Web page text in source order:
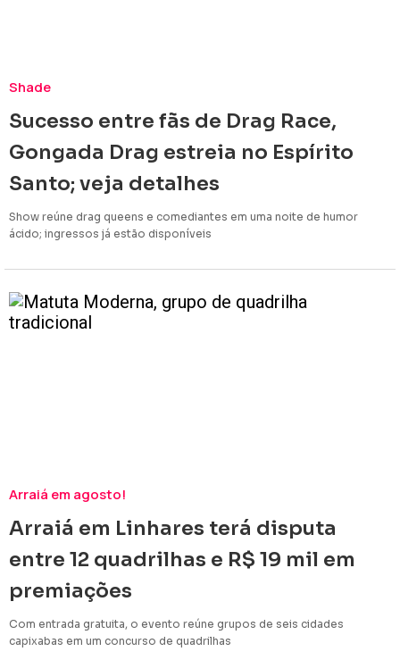
Shade
Sucesso entre fãs de Drag Race,
Gongada Drag estreia no Espírito
Santo; veja detalhes
Show reúne drag queens e comediantes em uma noite de humor
ácido; ingressos já estão disponíveis
Arraiá em agosto!
Arraiá em Linhares terá disputa
entre 12 quadrilhas e R$ 19 mil em
premiações
Com entrada gratuita, o evento reúne grupos de seis cidades
capixabas em um concurso de quadrilhas